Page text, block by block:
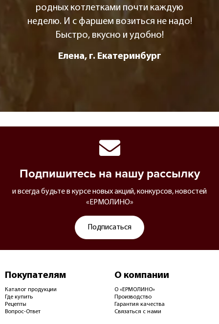
родных котлетками почти каждую
неделю. И с фаршем возиться не надо!
Быстро, вкусно и удобно!
Елена, г. Екатеринбург
Подпишитесь на нашу рассылку
и всегда будьте в курсе новых акций, конкурсов, новостей
«ЕРМОЛИНО»
Подписаться
Покупателям
Каталог продукции
Где купить
Рецепты
Вопрос-Ответ
О компании
О «ЕРМОЛИНО»
Производство
Гарантия качества
Связаться с нами